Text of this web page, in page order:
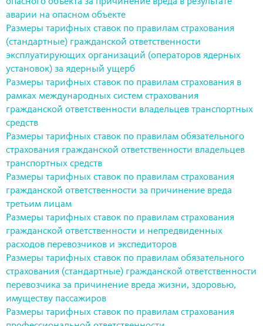
аварии на опасном объекте
Размеры тарифных ставок по правилам страхования
(стандартные) гражданской ответственности
эксплуатирующих организаций (операторов ядерных
установок) за ядерный ущерб
Размеры тарифных ставок по правилам страхования в
рамках международных систем страхования
гражданской ответственности владельцев транспортных
средств
Размеры тарифных ставок по правилам обязательного
страхования гражданской ответственности владельцев
транспортных средств
Размеры тарифных ставок по правилам страхования
гражданской ответственности за причинение вреда
третьим лицам
Размеры тарифных ставок по правилам страхования
гражданской ответственности и непредвиденных
расходов перевозчиков и экспедиторов
Размеры тарифных ставок по правилам обязательного
страхования (стандартные) гражданской ответственности
перевозчика за причинение вреда жизни, здоровью,
имуществу пассажиров
Размеры тарифных ставок по правилам страхования